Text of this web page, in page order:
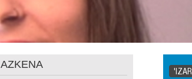
AZKENA